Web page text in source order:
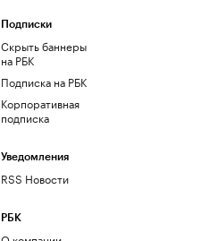
Подписки
Скрыть баннеры
на РБК
Подписка на РБК
Корпоративная
подписка
Уведомления
RSS Новости
РБК